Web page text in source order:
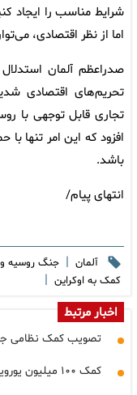
شرایط مناسب را ایجاد
اما از نظر اقتصادی،
صدراعظم آلمان
تحریم‌های اقتصادی
تجاری قابل توجهی با
افزود که این امر تنها
باشد.
انتهای پیام/
آلمان | جنگ روسیه و
کمک به اوکراین |
اخبار مرتبط
تصویب کمک نظامی
کمک ۱۰۰ میلیون یورویی آلمان به اوکراین